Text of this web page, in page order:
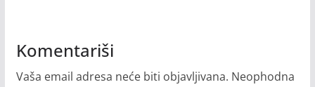
Komentariši
Vaša email adresa neće biti objavljivana. Neophodna